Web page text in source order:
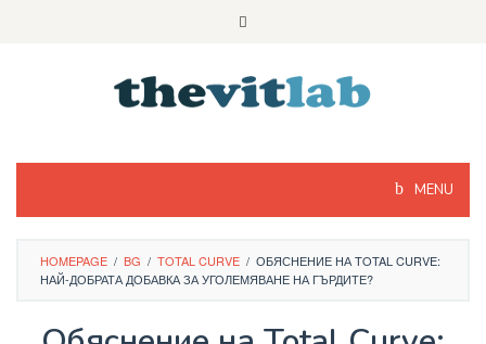
MENU
HOMEPAGE / BG / TOTAL CURVE / ОБЯСНЕНИЕ НА TOTAL CURVE:
НАЙ-ДОБРАТА ДОБАВКА ЗА УГОЛЕМЯВАНЕ НА ГЪРДИТЕ?